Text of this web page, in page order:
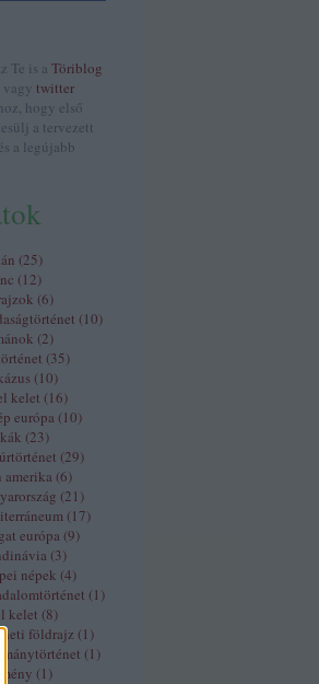
Te is a Töriblog
vagy twitter
hogy első
a tervezett
a legújabb
(25)
(12)
(6)
(10)
(2)
(35)
(10)
kelet (16)
európa (10)
(23)
(29)
amerika (6)
(21 )
(17)
európa (9)
(3)
népek (4)
(1 )
kelet (8)
földrajz (1 )
(1 )
(1 )